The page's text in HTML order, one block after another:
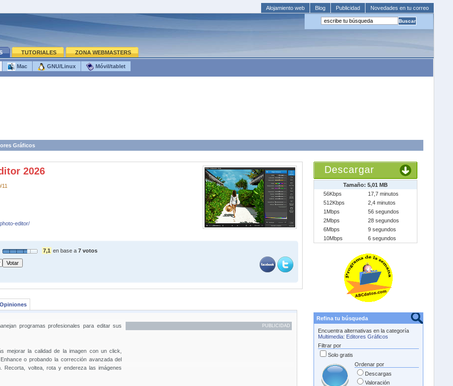
Alojamiento web Blog Publicidad Novedades en tu correo
TUTORIALES ZONA WEBMASTERS
Mac GNU/Linux Móvil/tablet
Gráficos
2026
editor/
7,1 en base a 7 votos
Opiniones
PUBLICIDAD
programas profesionales para editar sus
mejorar la calidad de la imagen con un click,
o probando la corrección avanzada del
Recorta, voltea, rota y endereza las imágenes
Descargar
Tamaño: 5,01 MB
56Kbps
17,7 minutos
512Kbps
2,4 minutos
1Mbps
56 segundos
2Mbps
28 segundos
6Mbps
9 segundos
10Mbps
6 segundos
Refina tu búsqueda
Encuentra alternativas en la categoría
Multimedia: Editores Gráficos
Filtrar por
Solo gratis
Ordenar por
Descargas
Valoración